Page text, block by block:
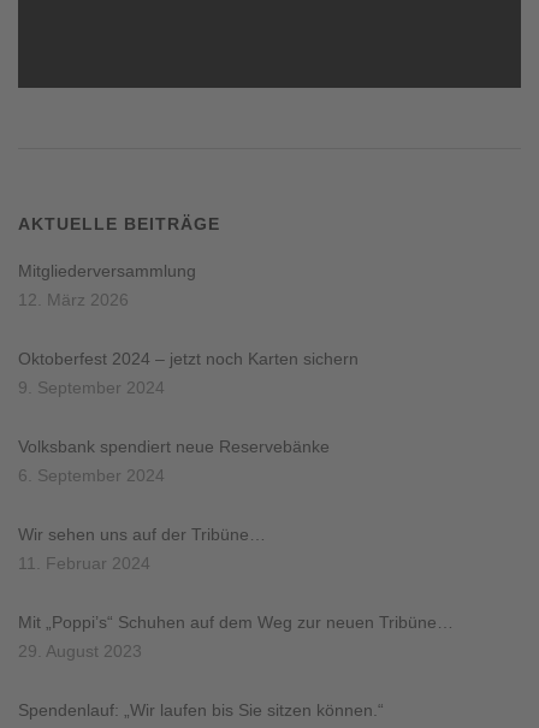
AKTUELLE BEITRÄGE
Mitgliederversammlung
12. März 2026
Oktoberfest 2024 – jetzt noch Karten sichern
9. September 2024
Volksbank spendiert neue Reservebänke
6. September 2024
Wir sehen uns auf der Tribüne…
11. Februar 2024
Mit „Poppi’s“ Schuhen auf dem Weg zur neuen Tribüne…
29. August 2023
Spendenlauf: „Wir laufen bis Sie sitzen können.“